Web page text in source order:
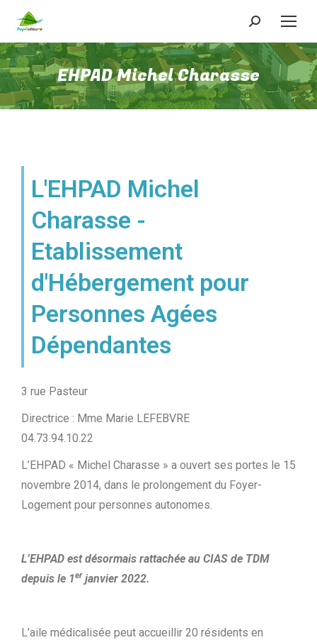
EHPAD Michel Charasse
L'EHPAD Michel
Charasse -
Etablissement
d'Hébergement pour
Personnes Agées
Dépendantes
3 rue Pasteur
Directrice : Mme Marie LEFEBVRE
04.73.94.10.22
L’EHPAD « Michel Charasse » a ouvert ses portes le 15
novembre 2014, dans le prolongement du Foyer-
Logement pour personnes autonomes.
L’EHPAD est désormais rattachée au CIAS de TDM
depuis le 1erjanvier 2022.
L’aile médicalisée peut accueillir 20 résidents en